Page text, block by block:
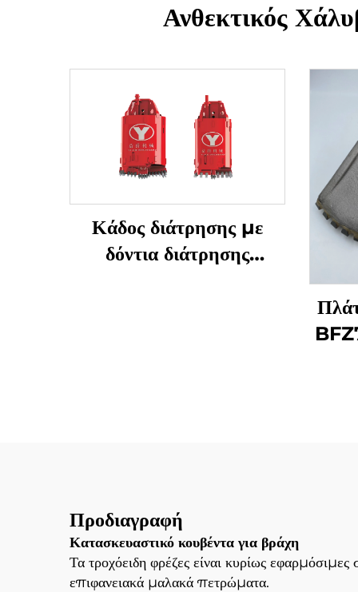
Ανθεκτικός
Κάδος διάτρησης με
δόντια διάτρησης
Προδιαγραφή
Κατασκευαστικό κουβέντα για βράχη
Τα τροχόειδη φρέζες είναι κυρίως
επιφανειακά μαλακά πετρώματα.